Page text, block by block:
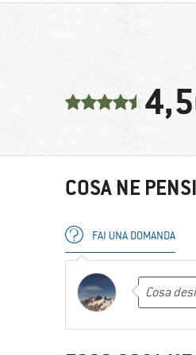
4,5
COSA NE
FAI UNA DOMANDA